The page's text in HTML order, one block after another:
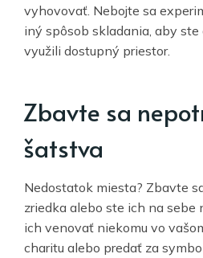
vyhovovať. Nebojte sa
iný spôsob skladania, aby ste
využili dostupný priestor.
Zbavte sa
šatstva
Nedostatok miesta? Zbavte
zriedka alebo ste ich na sebe
ich venovať niekomu vo
charitu alebo predať za